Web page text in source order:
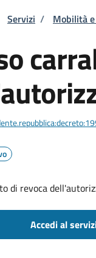
di
Servizi / Mobilità
di revoca
Accedi al